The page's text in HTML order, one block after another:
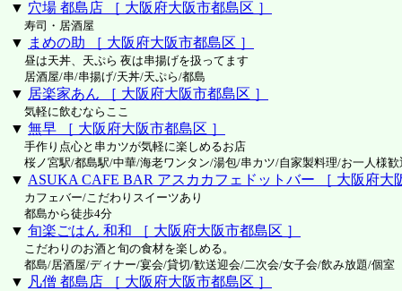
▼ 穴場 都島店 ［ 大阪府大阪市都島区 ］
寿司・居酒屋
▼ まめの助 ［ 大阪府大阪市都島区 ］
昼は天丼、天ぷら 夜は串揚げを扱ってます
居酒屋/串/串揚げ/天丼/天ぷら/都島
▼ 居楽家あん ［ 大阪府大阪市都島区 ］
気軽に飲むならここ
▼ 無早 ［ 大阪府大阪市都島区 ］
手作り点心と串カツが気軽に楽しめるお店
桜ノ宮駅/都島駅/中華/海老ワンタン/湯包/串カツ/自家製料理/お一人様歓
▼ ASUKA CAFE BAR アスカカフェドットバー ［ 大阪府大
カフェバー/こだわりスイーツあり
都島から徒歩4分
▼ 旬楽ごはん 和和 ［ 大阪府大阪市都島区 ］
こだわりのお酒と旬の食材を楽しめる。
都島/居酒屋/ディナー/宴会/貸切/歓送迎会/二次会/女子会/飲み放題/個室
▼ 凡僧 都島店 ［ 大阪府大阪市都島区 ］